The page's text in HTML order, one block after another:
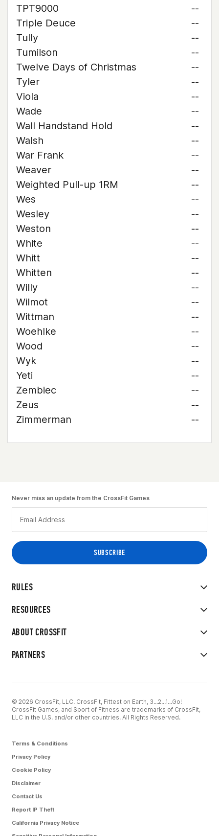
TPT9000
--
Triple Deuce
--
Tully
--
Tumilson
--
Twelve Days of Christmas
--
Tyler
--
Viola
--
Wade
--
Wall Handstand Hold
--
Walsh
--
War Frank
--
Weaver
--
Weighted Pull-up 1RM
--
Wes
--
Wesley
--
Weston
--
White
--
Whitt
--
Whitten
--
Willy
--
Wilmot
--
Wittman
--
Woehlke
--
Wood
--
Wyk
--
Yeti
--
Zembiec
--
Zeus
--
Zimmerman
--
RULES
RESOURCES
ABOUT CROSSFIT
PARTNERS
Never miss an update from the CrossFit Games
© 2026 CrossFit, LLC. CrossFit, Fittest on Earth, 3...2...1...Go!
CrossFit Games, and Sport of Fitness are trademarks of CrossFit,
LLC in the U.S. and/or other countries. All Rights Reserved.
Terms & Conditions
Privacy Policy
Cookie Policy
Disclaimer
Contact Us
Report IP Theft
California Privacy Notice